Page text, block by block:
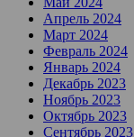
Апрель 2024
Март 2024
Февраль 2024
Январь 2024
Декабрь 2023
Ноябрь 2023
Октябрь 2023
Сентябрь 2023